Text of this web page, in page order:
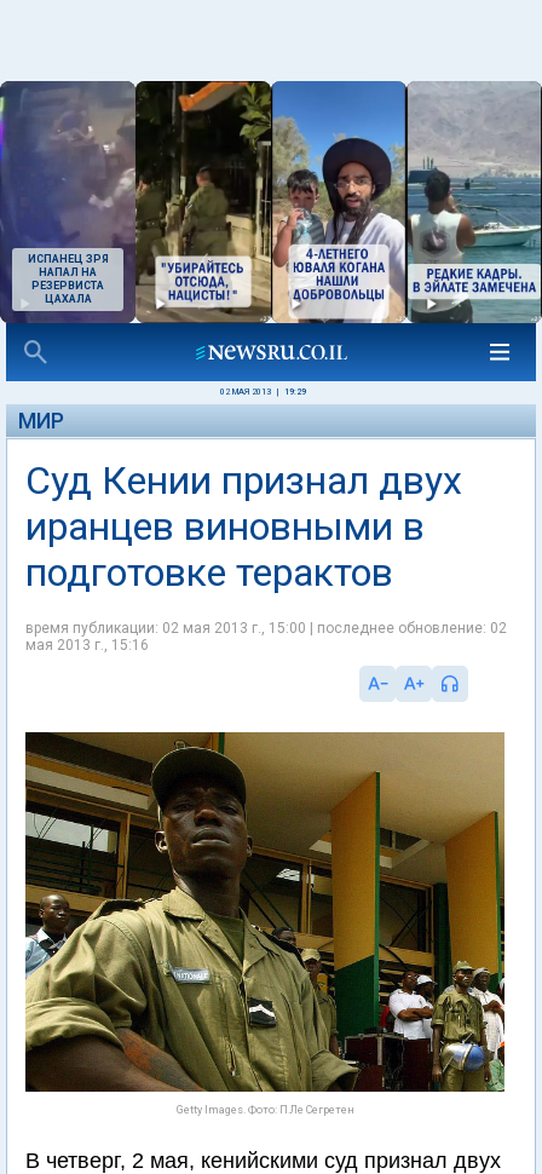
ИСПАНЕЦ ЗРЯ
НАПАЛ НА
РЕЗЕРВИСТА
ЦАХАЛА
02 МАЯ 2013 19:29
МИР
Суд Кении признал двух
иранцев виновными в
подготовке терактов
время публикации: 02 мая 2013 г., 15:00 | последнее обновление: 02
мая 2013 г., 15:16
Getty Images. Фото: П.Ле Сегретен
В четверг, 2 мая, кенийскими суд признал двух